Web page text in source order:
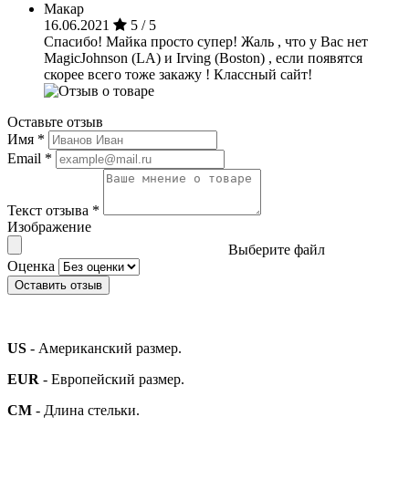
Макар
16.06.2021
5 / 5
Спасибо! Майка просто супер! Жаль , что у Вас нет
MagicJohnson (LA) и Irving (Boston) , если появятся
скорее всего тоже закажу ! Классный сайт!
Оставьте отзыв
Имя *
Email *
Текст отзыва *
Изображение
Выберите файл
Оценка
Оставить отзыв
US - Американский размер.
EUR - Европейский размер.
СМ - Длина стельки.